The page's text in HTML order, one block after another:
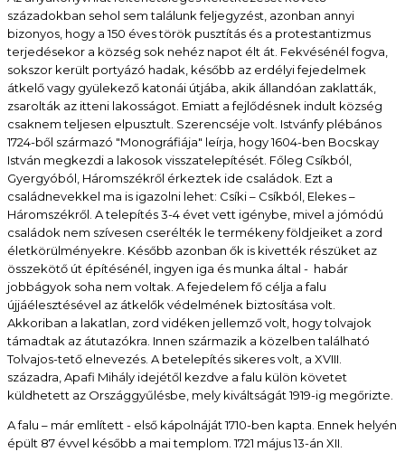
századokban sehol sem találunk feljegyzést, azonban annyi
bizonyos, hogy a 150 éves török pusztítás és a protestantizmus
terjedésekor a község sok nehéz napot élt át. Fekvésénél fogva,
sokszor került portyázó hadak, később az erdélyi fejedelmek
átkelő vagy gyülekező katonái útjába, akik állandóan zaklatták,
zsarolták az itteni lakosságot. Emiatt a fejlődésnek indult község
csaknem teljesen elpusztult. Szerencséje volt. Istvánfy plébános
1724-ből származó "Monográfiája" leírja, hogy 1604-ben Bocskay
István megkezdi a lakosok visszatelepítését. Főleg Csíkból,
Gyergyóból, Háromszékről érkeztek ide családok. Ezt a
családnevekkel ma is igazolni lehet: Csíki – Csíkból, Elekes –
Háromszékről. A telepítés 3-4 évet vett igénybe, mivel a jómódú
családok nem szívesen cserélték le termékeny földjeiket a zord
életkörülményekre. Később azonban ők is kivették részüket az
összekötő út építésénél, ingyen iga és munka által - habár
jobbágyok soha nem voltak. A fejedelem fő célja a falu
újjáélesztésével az átkelők védelmének biztosítása volt.
Akkoriban a lakatlan, zord vidéken jellemző volt, hogy tolvajok
támadtak az átutazókra. Innen származik a közelben található
Tolvajos-tető elnevezés. A betelepítés sikeres volt, a XVIII.
századra, Apafi Mihály idejétől kezdve a falu külön követet
küldhetett az Országgyűlésbe, mely kiváltságát 1919-ig megőrizte.
A falu – már említett - első kápolnáját 1710-ben kapta. Ennek helyén
épült 87 évvel később a mai templom. 1721 május 13-án XII.